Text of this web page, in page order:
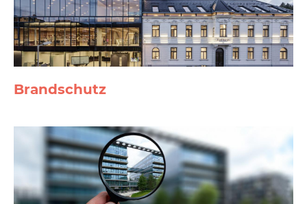
Brand­schutz